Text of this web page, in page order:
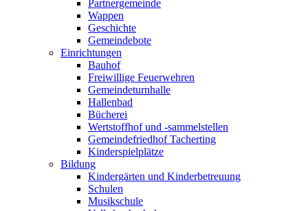
Partnergemeinde
Wappen
Geschichte
Gemeindebote
Einrichtungen
Bauhof
Freiwillige Feuerwehren
Gemeindeturnhalle
Hallenbad
Bücherei
Wertstoffhof und -sammelstellen
Gemeindefriedhof Tacherting
Kinderspielplätze
Bildung
Kindergärten und Kinderbetreuung
Schulen
Musikschule